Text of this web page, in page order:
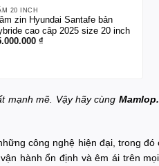
20 INCH
zin Hyundai Santafe bản
cao câp 2025 size 20 inch
₫
mạnh mẽ. Vậy hãy cùng
công nghệ hiện đại, trong đó
hành ổn định và êm ái trên